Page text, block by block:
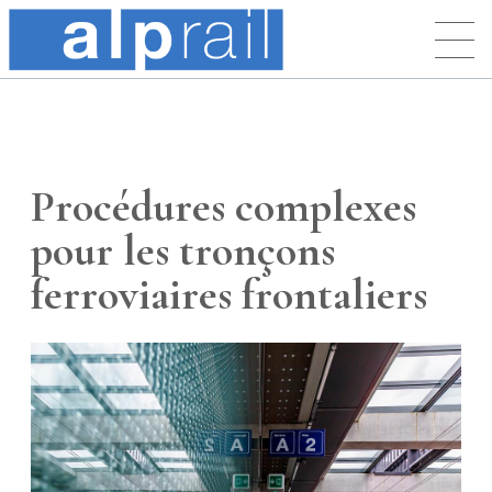
Procédures complexes
pour les tronçons
ferroviaires frontaliers